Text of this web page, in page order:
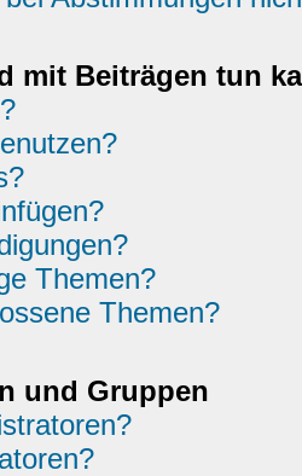
mit Beiträgen tun
Themen?
Themen?
und Gruppen